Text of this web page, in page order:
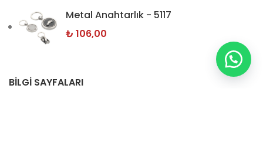
Metal Anahtarlık - 5117
₺ 106,00
BİLGİ SAYFALARI